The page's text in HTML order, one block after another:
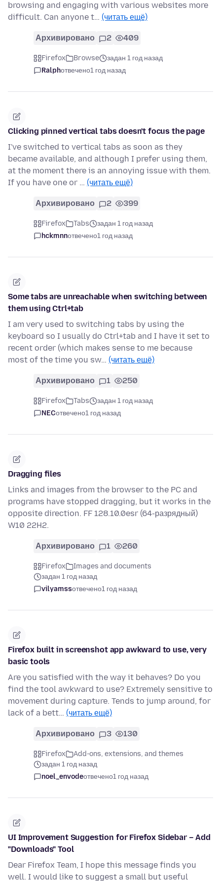
browsing and engaging with various websites more
difficult. Can anyone t… (читать ещё)
Архивировано 2 409
Firefox Browse
задан 1 год назад
Ralphотвечено1 год назад
Clicking pinned vertical tabs doesn't focus the page
I've switched to vertical tabs as soon as they
became available, and although I prefer using them,
at the moment there is an annoying issue with them.
If you have one or … (читать ещё)
Архивировано 2 399
Firefox Tabs
задан 1 год назад
hckmnnотвечено1 год назад
Some tabs are unreachable when switching between
them using Ctrl+tab
I am very used to switching tabs by using the
keyboard so I usually do Ctrl+tab and I have it set to
recent order (which makes sense to me because
most of the time you sw… (читать ещё)
Архивировано 1 250
Firefox Tabs
задан 1 год назад
NECотвечено1 год назад
Dragging files
Links and images from the browser to the PC and
programs have stopped dragging, but it works in the
opposite direction. FF 128.10.0esr (64-разрядный)
W10 22H2.
Архивировано 1 260
Firefox
Images and documents
задан 1 год назад
vilyamssотвечено1 год назад
Firefox built in screenshot app awkward to use, very
basic tools
Are you satisfied with the way it behaves? Do you
find the tool awkward to use? Extremely sensitive to
movement during capture. Tends to jump around, for
lack of a bett… (читать ещё)
Архивировано 3 130
Firefox
Add-ons, extensions, and themes
задан 1 год назад
noel_envodeотвечено1 год назад
UI Improvement Suggestion for Firefox Sidebar – Add
"Downloads" Tool
Dear Firefox Team, I hope this message finds you
well. I would like to suggest a small but useful